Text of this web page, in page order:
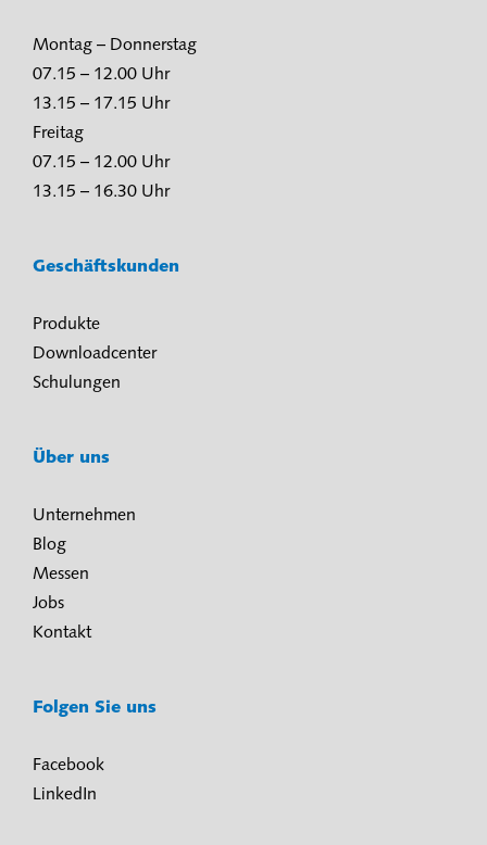
Montag – Donnerstag
07.15 – 12.00 Uhr
13.15 – 17.15 Uhr
Freitag
07.15 – 12.00 Uhr
13.15 – 16.30 Uhr
Geschäftskunden
Produkte
Downloadcenter
Schulungen
Über uns
Unternehmen
Blog
Messen
Jobs
Kontakt
Folgen Sie uns
Facebook
LinkedIn